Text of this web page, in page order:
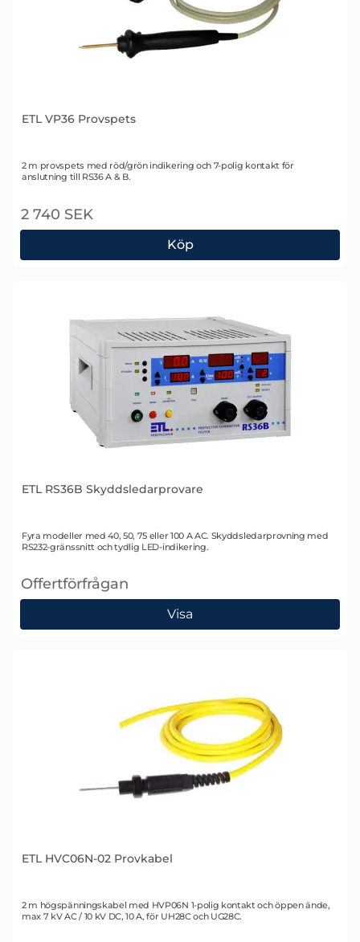
ETL VP36 Provspets
Art. nr 2110
2 m provspets med röd/grön indikering och 7-polig kontakt för
anslutning till RS36 A & B.
2 740 SEK
Köp
ETL VP36 Provspets
ETL RS36B Skyddsledarprovare
Art. nr 1764
Fyra modeller med 40, 50, 75 eller 100 A AC. Skyddsledarprovning med
RS232-gränssnitt och tydlig LED-indikering.
Offertförfrågan
, ETL RS36B Skyddsledarprovare
Visa
ETL HVC06N-02 Provkabel
Art. nr 1763
2 m högspänningskabel med HVP06N 1-polig kontakt och öppen ände,
max 7 kV AC / 10 kV DC, 10 A, för UH28C och UG28C.